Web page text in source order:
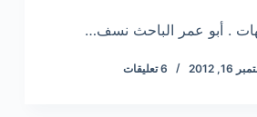
. أبو عمر الباحث نسف…
16, 2012 6 تعليقات